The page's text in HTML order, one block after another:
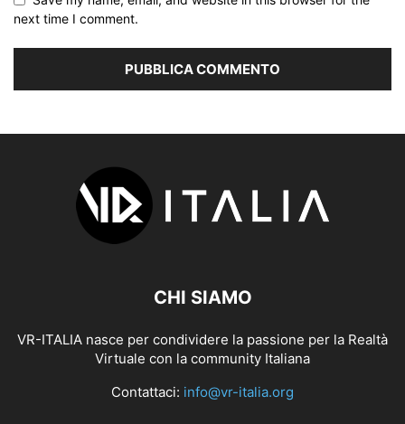
next time I comment.
CHI SIAMO
VR-ITALIA nasce per condividere la passione per la Realtà
Virtuale con la community Italiana
Contattaci: info@vr-italia.org